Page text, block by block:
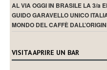
AL VIA OGGI IN BRASILE LA 3/a
GUIDO GARAVELLO UNICO
MONDO DEL CAFFÈ
VISITA APRIRE UN BAR